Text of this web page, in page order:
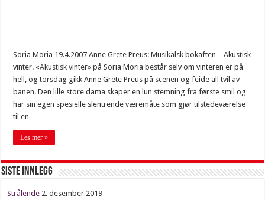
Fresende harmdirrende
Soria Moria 19.4.2007 Anne Grete Preus: Musikalsk bokaften – Akustisk
vinter. «Akustisk vinter» på Soria Moria består selv om vinteren er på
hell, og torsdag gikk Anne Grete Preus på scenen og feide all tvil av
banen. Den lille store dama skaper en lun stemning fra første smil og
har sin egen spesielle slentrende væremåte som gjør tilstedeværelse
til en …
Les mer »
Siste innlegg
Strålende 2. desember 2019